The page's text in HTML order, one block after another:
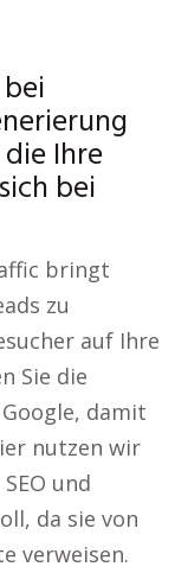
Ihre
bei
bringt
zu
auf Ihre
Sie die
damit
nutzen wir
und
da sie von
verweisen.